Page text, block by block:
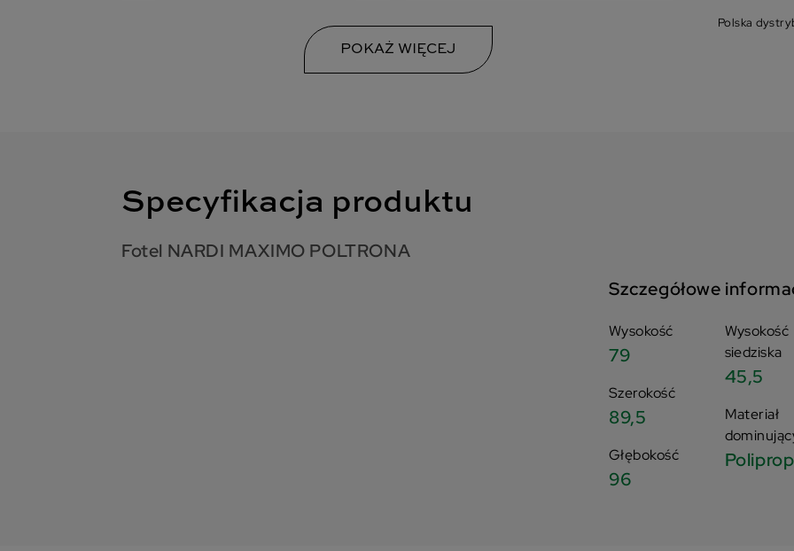
POKAŻ WIĘCEJ
Polska
Specyfikacja produktu
Fotel NARDI MAXIMO POLTRONA
Szczegółowe
Wysokość
79
Szerokość
89,5
Głębokość
96
Wysokość
siedziska
45,5
Materiał